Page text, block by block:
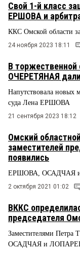
Свой 1-й класс
ЕРШОВА и
ККС Омской области
24 ноября 2023 18:11
В
ОЧЕРЕТЯНАЯ
Напутствовала новых
суда Лена ЕРШОВА
21 сентября 2023 18:12
Омский
заместителей
появились
ЕРШОВА, ОСАДЧАЯ и
2 октября 2021 01:02
ВККС
председателя
Заместителями
ОСАДЧАЯ и